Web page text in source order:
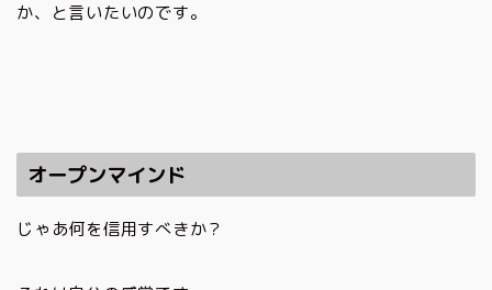
か、と言いたいのです。
オープンマインド
じゃあ何を信用すべきか？